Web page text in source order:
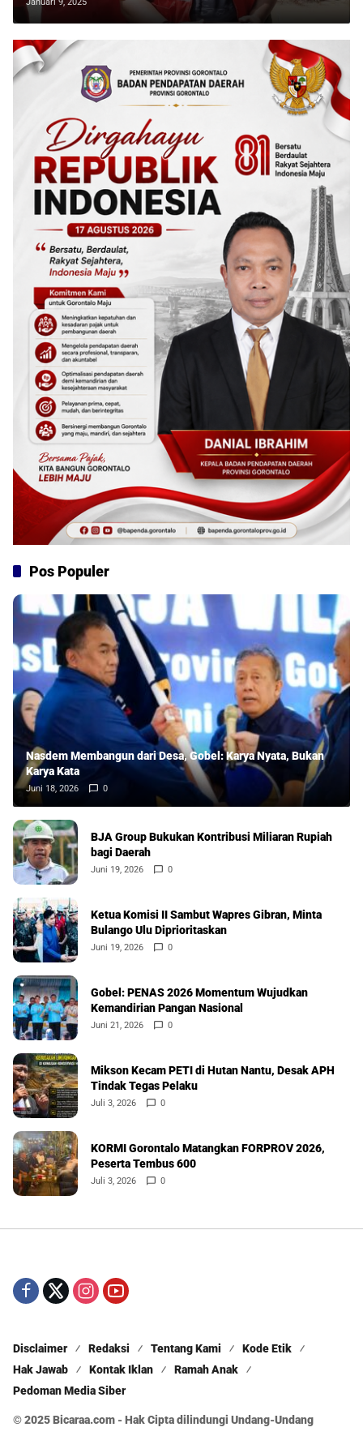
Pos Populer
Nasdem Membangun dari Desa, Gobel: Karya Nyata, Bukan
Karya Kata
Juni 18, 2026 0
BJA Group Bukukan Kontribusi Miliaran Rupiah
bagi Daerah
Juni 19, 2026 0
Ketua Komisi II Sambut Wapres Gibran, Minta
Bulango Ulu Diprioritaskan
Juni 19, 2026 0
Gobel: PENAS 2026 Momentum Wujudkan
Kemandirian Pangan Nasional
Juni 21, 2026 0
Mikson Kecam PETI di Hutan Nantu, Desak APH
Tindak Tegas Pelaku
Juli 3, 2026 0
KORMI Gorontalo Matangkan FORPROV 2026,
Peserta Tembus 600
Juli 3, 2026 0
Disclaimer Redaksi Tentang Kami
Kode Etik
Hak Jawab
Kontak Iklan
Ramah Anak
Pedoman Media Siber
© 2025 Bicaraa.com - Hak Cipta dilindungi Undang-Undang